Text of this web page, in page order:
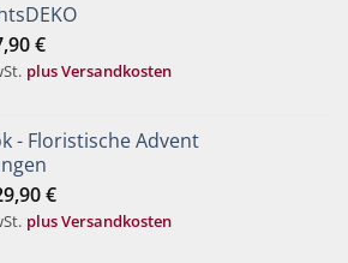
€Aktueller
Preis
plus Versandkosten
- Floristische Advent
€Aktueller
Preis
plus Versandkosten